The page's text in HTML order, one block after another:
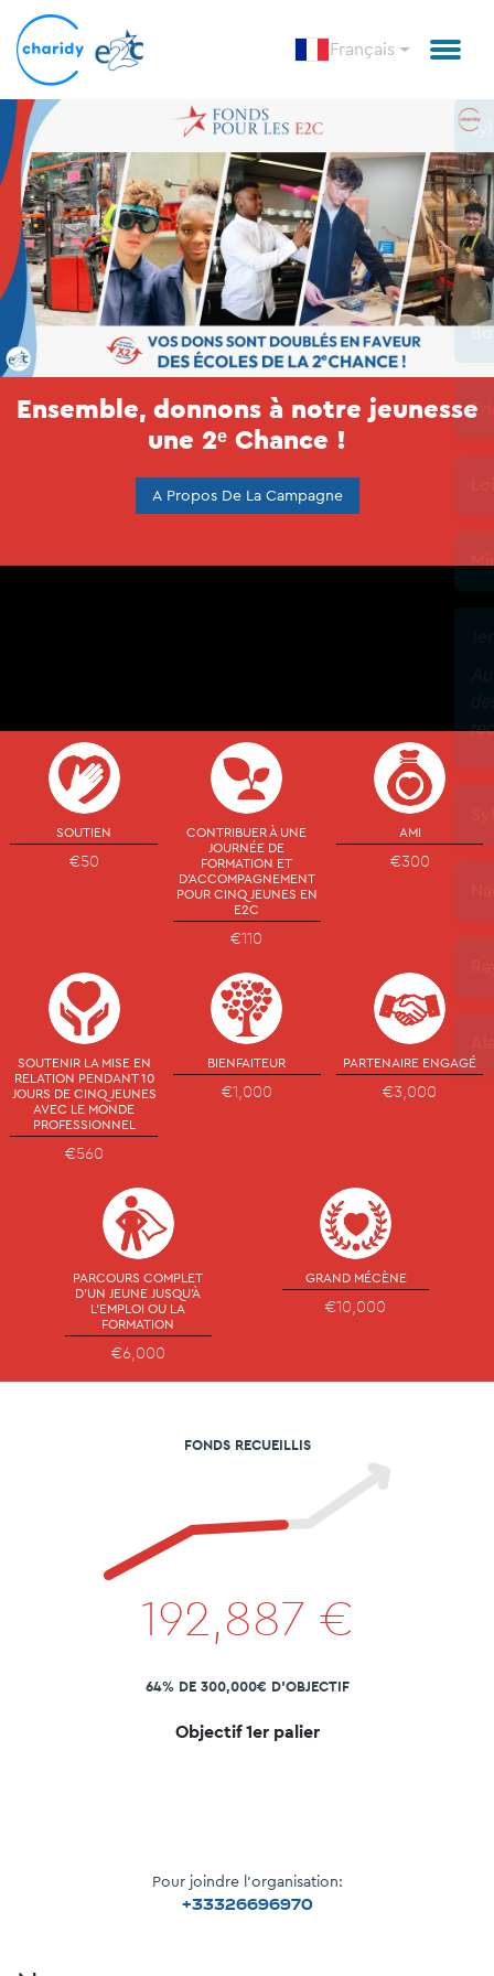
Français
Ensemble, donnons à notre jeunesse
une 2ᵉ Chance !
A Propos De La Campagne
SOUTIEN
€50
CONTRIBUER À UNE
JOURNÉE DE
FORMATION ET
D'ACCOMPAGNEMENT
POUR CINQ JEUNES EN
E2C
€110
AMI
€300
SOUTENIR LA MISE EN
RELATION PENDANT 10
JOURS DE CINQ JEUNES
AVEC LE MONDE
PROFESSIONNEL
€560
BIENFAITEUR
€1,000
PARTENAIRE ENGAGÉ
€3,000
PARCOURS COMPLET
D'UN JEUNE JUSQU'À
L'EMPLOI OU LA
FORMATION
€6,000
GRAND MÉCÈNE
€10,000
FONDS RECUEILLIS
192,887 €
64% DE 300,000€ D'OBJECTIF
Objectif 1er palier
Pour joindre l'organisation:
+33326696970